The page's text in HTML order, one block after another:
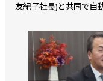
友紀子社長)と共同で自